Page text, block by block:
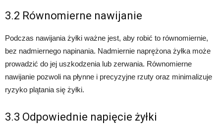
3.2 Równomierne nawijanie
Podczas nawijania żyłki ważne jest, aby robić to równomiernie,
bez nadmiernego napinania. Nadmiernie naprężona żyłka może
prowadzić do jej uszkodzenia lub zerwania. Równomierne
nawijanie pozwoli na płynne i precyzyjne rzuty oraz minimalizuje
ryzyko plątania się żyłki.
3.3 Odpowiednie napięcie żyłki